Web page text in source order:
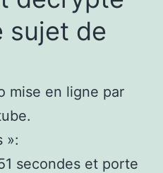
sujet de
mise en ligne par
»:
secondes et porte